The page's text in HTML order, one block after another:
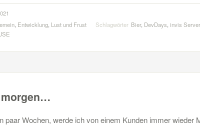
, Entwicklung, Lust und Frust Schlagwörter Bier, DevDays, invis
paar Wochen, werde ich von einem Kunden immer wieder